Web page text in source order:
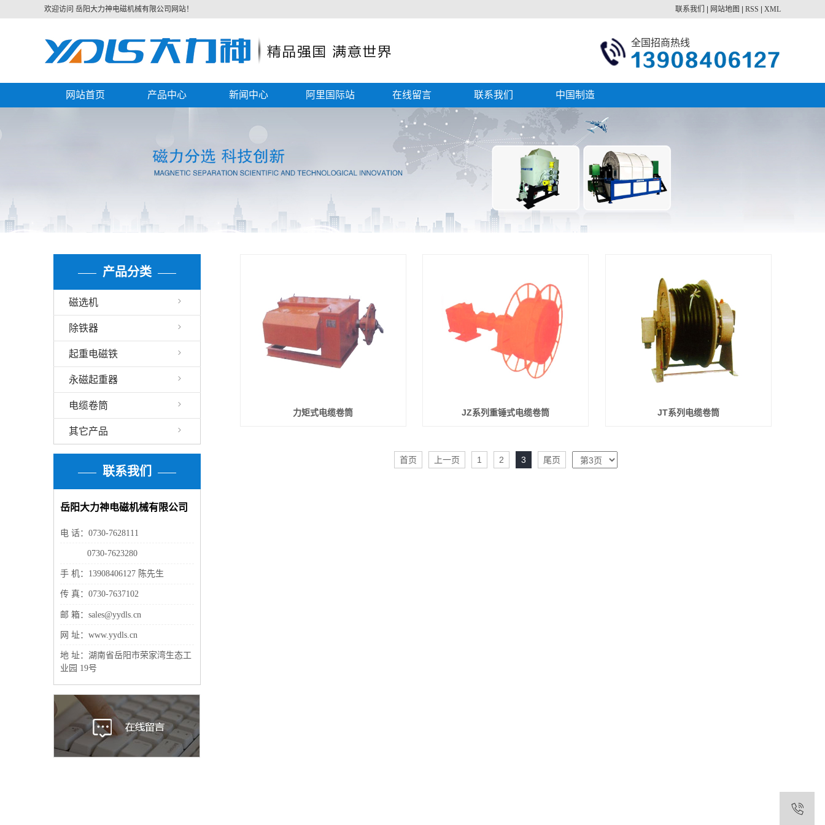
欢迎访问 岳阳大力神电磁机械有限公司网站！ 联系我们 网站地图 RSS XML
全国招商热线
网站首页 产品中心
起重电磁铁
其他产品
新闻中心
技术资讯
阿里国际站 在线留言 联系我们 中国制造
产品分类
磁选机
除铁器
起重电磁铁
永磁起重器
电缆卷筒
其它产品
联系我们
岳阳大力神电磁机械有限公司
电 话：0730-7628111
0730-7623280
手 机：13908406127 陈先生
传 真：0730-7637102
邮 箱：sales@yydls.cn
网 址：www.yydls.cn
地 址：湖南省岳阳市荣家湾生态工
业园 19号
力矩式电缆卷筒 JZ系列重锤式电缆卷筒 JT系列电缆卷筒
首页 上一页 1 2 3 尾页